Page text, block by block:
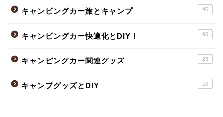
キャンピングカー旅とキャンプ 46
キャンピングカー快適化とDIY！ 90
キャンピングカー関連グッズ 23
キャンプグッズとDIY 10